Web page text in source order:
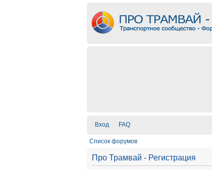
Вход FAQ
Список форумов
Про Трамвай - Регистрация